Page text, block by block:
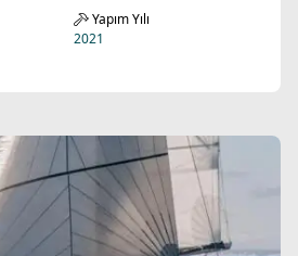
Yapım Yılı
2021